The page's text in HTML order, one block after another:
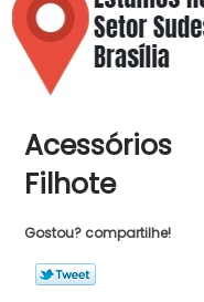
Filhote
Gostou? compartilhe!